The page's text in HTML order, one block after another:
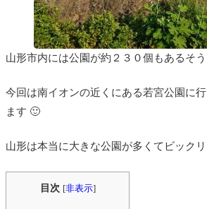
山形市内には公園が約２３０個もあるそう
今回は南イオンの近くにある若宮公園に
ます 🙂
山形は本当に大きな公園が多くてビック
目次 [非表示]